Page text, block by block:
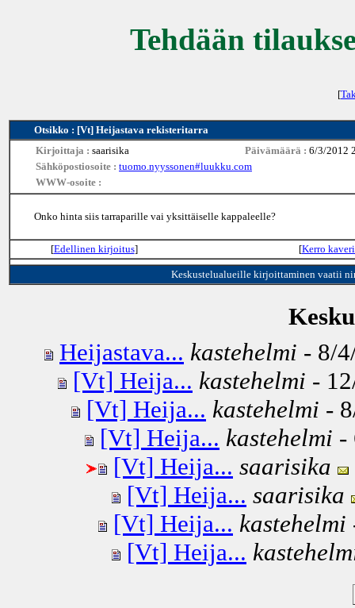
Tehdään
[
Otsikko : [Vt] Heijastava rekisteritarra
Kirjoittaja : saarisika Päivämäärä : 6/3/2012
Sähköpostiosoite : tuomo.nyyssonen#luukku.com
WWW-osoite :
Onko hinta siis tarraparille vai yksittäiselle kappaleelle?
[Edellinen kirjoitus] [Kerro
Keskustelualueille kirjoittaminen vaatii
Heijastava... kastehelmi - 8/
[Vt] Heija... kastehelmi -
[Vt] Heija... kastehelmi -
[Vt] Heija... kastehelmi -
[Vt] Heija... saarisika
[Vt] Heija... saarisika
[Vt] Heija... kastehelmi
[Vt] Heija...